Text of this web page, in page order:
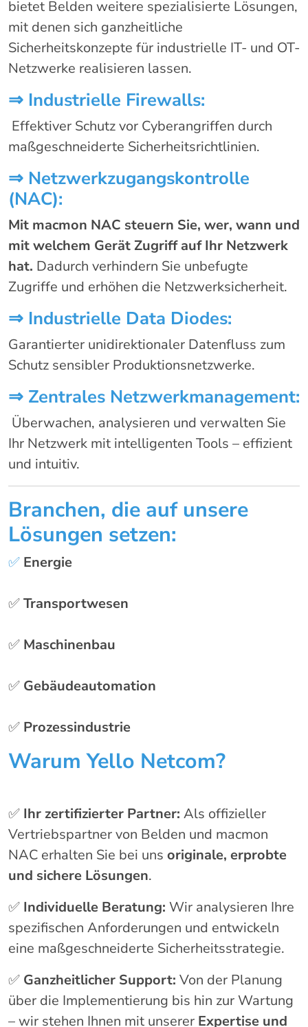
bietet Belden weitere spezialisierte Lösungen,
mit denen sich ganzheitliche
Sicherheitskonzepte für industrielle IT- und OT-
Netzwerke realisieren lassen.
⇒ Industrielle Firewalls:
Effektiver Schutz vor Cyberangriffen durch
maßgeschneiderte Sicherheitsrichtlinien.
⇒ Netzwerkzugangskontrolle
(NAC):
Mit macmon NAC steuern Sie, wer, wann und
mit welchem Gerät Zugriff auf Ihr Netzwerk
hat. Dadurch verhindern Sie unbefugte
Zugriffe und erhöhen die Netzwerksicherheit.
⇒ Industrielle Data Diodes:
Garantierter unidirektionaler Datenfluss zum
Schutz sensibler Produktionsnetzwerke.
⇒ Zentrales Netzwerkmanagement:
Überwachen, analysieren und verwalten Sie
Ihr Netzwerk mit intelligenten Tools – effizient
und intuitiv.
Branchen, die auf unsere
Lösungen setzen:
✅ Energie
✅Transportwesen
✅ Maschinenbau
✅ Gebäudeautomation
✅ Prozessindustrie
Warum Yello Netcom?
✅ Ihr zertifizierter Partner: Als offizieller
Vertriebspartner von Belden und macmon
NAC erhalten Sie bei uns originale, erprobte
und sichere Lösungen.
✅ Individuelle Beratung: Wir analysieren Ihre
spezifischen Anforderungen und entwickeln
eine maßgeschneiderte Sicherheitsstrategie.
✅ Ganzheitlicher Support: Von der Planung
über die Implementierung bis hin zur Wartung
– wir stehen Ihnen mit unserer Expertise und